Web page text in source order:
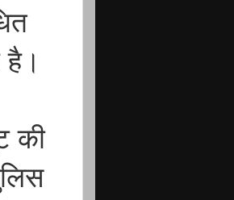
है।
की